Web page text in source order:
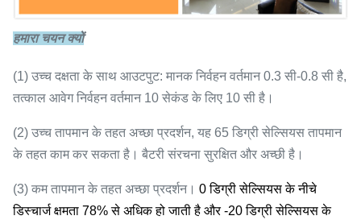
वर्किंग टेम्परेचर -20-65 ℃
साइकिल जीवन 3000 चक्र (0.5 सी)
वजन 2.8kg
हमारा चयन क्यों
(1) उच्च दक्षता के साथ आउटपुट: मानक निर्वहन वर्तमान 0.3 सी-0.8 सी है,
तत्काल आवेग निर्वहन वर्तमान 10 सेकंड के लिए 10 सी है।
(2) उच्च तापमान के तहत अच्छा प्रदर्शन, यह 65 डिग्री सेल्सियस तापमान
के तहत काम कर सकता है। बैटरी संरचना सुरक्षित और अच्छी है।
(3) कम तापमान के तहत अच्छा प्रदर्शन। 0 डिग्री सेल्सियस के नीचे
डिस्चार्ज क्षमता 78% से अधिक हो जाती है और -20 डिग्री सेल्सियस के